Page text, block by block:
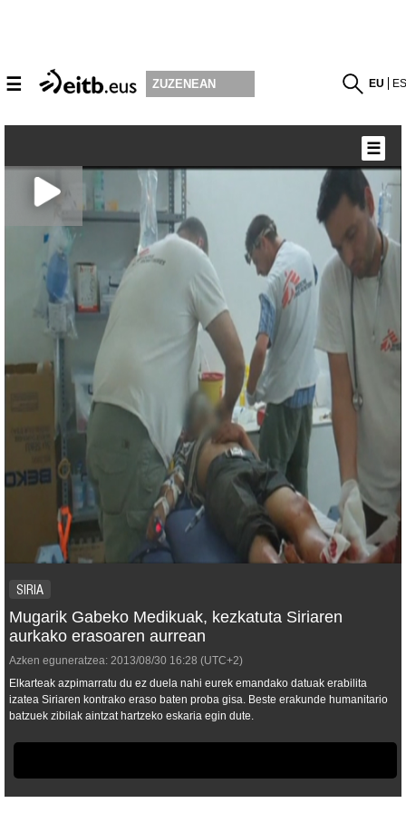
☰ ZUZENEAN EU
SIRIA
Mugarik Gabeko Medikuak, kezkatuta Siriaren
aurkako erasoaren aurrean
Azken eguneratzea: 2013/08/30 16:28 (UTC+2)
Elkarteak azpimarratu du ez duela nahi eurek emandako datuak erabilita
izatea Siriaren kontrako eraso baten proba gisa. Beste erakunde humanitario
batzuek zibilak aintzat hartzeko eskaria egin dute.
☰